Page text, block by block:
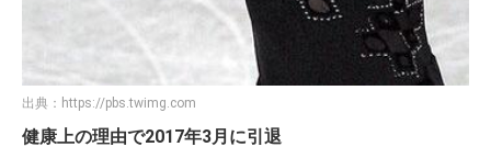
出典： https://pbs.twimg.com
健康上の理由で2017年3月に引退